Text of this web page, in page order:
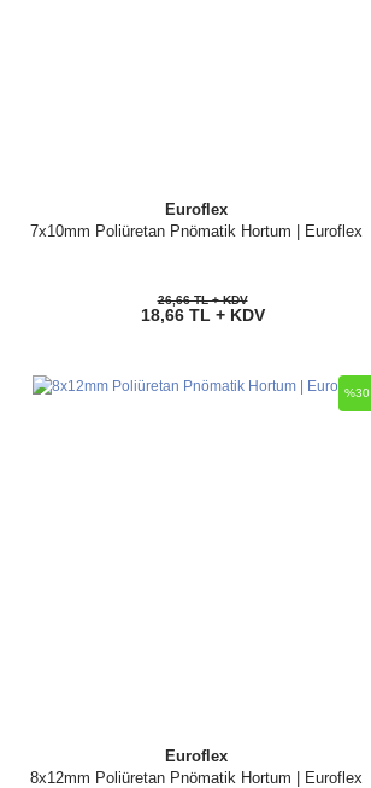
Euroflex
7x10mm Poliüretan Pnömatik Hortum | Euroflex
26,66 TL + KDV
18,66 TL + KDV
Euroflex
8x12mm Poliüretan Pnömatik Hortum | Euroflex
%30